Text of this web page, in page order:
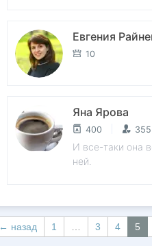
Евгения
10
Яна Ярова
400 355
И все-таки она
ней.
← назад 1 3 4 5